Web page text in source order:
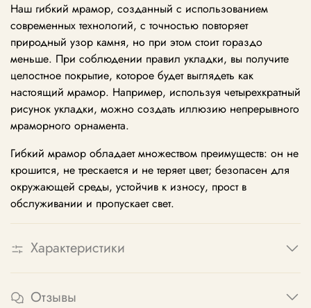
Наш гибкий мрамор, созданный с использованием
современных технологий, с точностью повторяет
природный узор камня, но при этом стоит гораздо
меньше. При соблюдении правил укладки, вы получите
целостное покрытие, которое будет выглядеть как
настоящий мрамор. Например, используя четырехкратный
рисунок укладки, можно создать иллюзию непрерывного
мраморного орнамента.
Гибкий мрамор обладает множеством преимуществ: он не
крошится, не трескается и не теряет цвет; безопасен для
окружающей среды, устойчив к износу, прост в
обслуживании и пропускает свет.
Характеристики
Отзывы